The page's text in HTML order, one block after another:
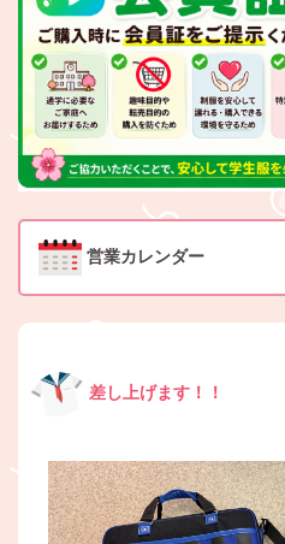
営業カレンダー
差し上げます！！